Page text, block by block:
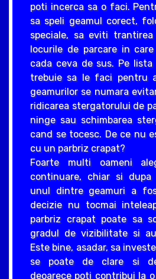
poti incerca sa o faci.
sa speli geamul corect,
speciale, sa eviti
locurile de parcare in
cada ceva de sus. Pe
trebuie sa le faci pentru
geamurilor se numara
ridicarea stergatorului de
ninge sau schimbarea
cand se tocesc. De ce nu
cu un parbriz crapat?
Foarte multi oameni
continuare, chiar si
unul dintre geamuri a
decizie nu tocmai
parbriz crapat poate sa
gradul de vizibilitate si
Este bine, asadar, sa
se poate de clare si
deoarece poti contribui la